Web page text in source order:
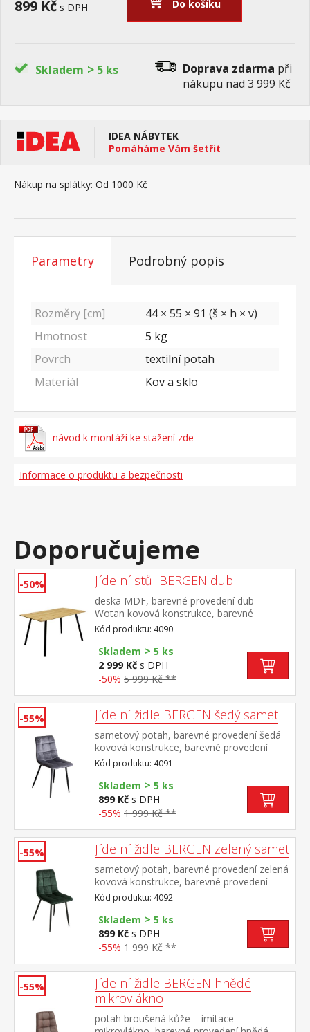
899 Kč s DPH Do košíku
Skladem > 5 ks Doprava zdarma při
nákupu nad 3 999 Kč
IDEA NÁBYTEK
Pomáháme Vám šetřit
Nákup na splátky: Od 1000 Kč
Parametry Podrobný popis
Rozměry [cm]
44 × 55 × 91 (š × h × v)
Hmotnost
5 kg
Povrch
textilní potah
Materiál
Kov a sklo
návod k montáži ke stažení zde
Informace o produktu a bezpečnosti
Doporučujeme
-50% Jídelní stůl BERGEN dub
deska MDF, barevné provedení dub
Wotan kovová konstrukce, barevné
provedení černá
Kód produktu: 4090
Skladem > 5 ks
2 999 Kč s DPH
-50% 5 999 Kč **
-55% Jídelní židle BERGEN šedý samet
sametový potah, barevné provedení šedá
kovová konstrukce, barevné provedení
černá výška sedu 49 cm
Kód produktu: 4091
Skladem > 5 ks
899 Kč s DPH
-55% 1 999 Kč **
-55% Jídelní židle BERGEN zelený samet
sametový potah, barevné provedení zelená
kovová konstrukce, barevné provedení
černá výška sedu 49 cm
Kód produktu: 4092
Skladem > 5 ks
899 Kč s DPH
-55% 1 999 Kč **
-55%
Jídelní židle BERGEN hnědé
mikrovlákno
potah broušená kůže – imitace